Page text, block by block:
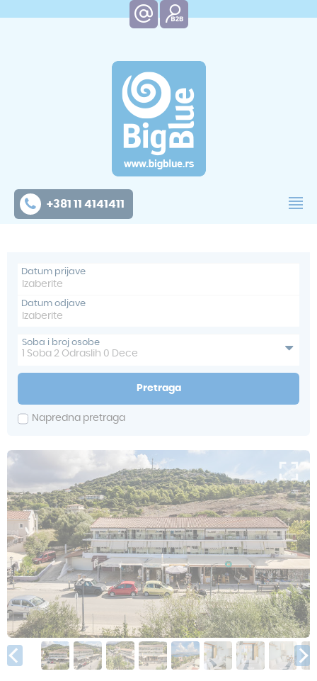
+381 11 4141411
Datum prijave
Datum odjave
Soba i broj osobe
Soba 2 Odraslih 0 Dece
Pretraga
Napredna pretraga